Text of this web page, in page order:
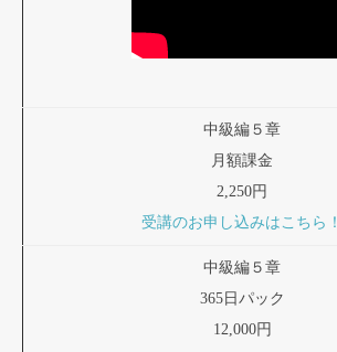
中級編５章
月額課金
2,250円
受講のお申し込みはこちら！
中級編５章
365日パック
12,000円